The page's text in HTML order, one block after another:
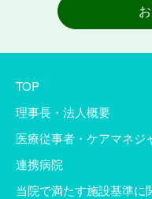
TOP
理事長・法人概要
医療従事者・ケアマネジ
連携病院
当院で満たす施設基準に